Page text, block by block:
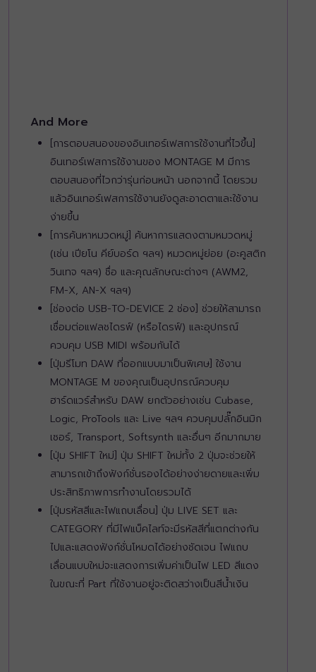
And More
[การตอบสนองของอินเทอร์เฟสการใช้งานที่ไวขึ้น]
อินเทอร์เฟสการใช้งานของ MONTAGE M มีการ
ตอบสนองที่ไวกว่ารุ่นก่อนหน้า นอกจากนี้ โดยรวม
แล้วอินเทอร์เฟสการใช้งานยังดูสะอาดตาและใช้งาน
ง่ายขึ้น
[การค้นหาหมวดหมู่] ค้นหาการแสดงตามหมวดหมู่
(เช่น เปียโน คีย์บอร์ด ฯลฯ) หมวดหมู่ย่อย (อะคูสติก
วินเทจ ฯลฯ) ชื่อ และคุณลักษณะต่างๆ (AWM2,
FM-X, AN-X ฯลฯ)
[ช่องต่อ USB-TO-DEVICE 2 ช่อง] ช่วยให้สามารถ
เชื่อมต่อแฟลชไดรฟ์ (หรือไดรฟ์) และอุปกรณ์
ควบคุม USB MIDI พร้อมกันได้
[ปุ่มรีโมท DAW ที่ออกแบบมาเป็นพิเศษ] ใช้งาน
MONTAGE M ของคุณเป็นอุปกรณ์ควบคุม
ฮาร์ดแวร์สำหรับ DAW ยกตัวอย่างเช่น Cubase,
Logic, ProTools และ Live ฯลฯ ควบคุมปลั๊กอินมิก
เซอร์, Transport, Softsynth และอื่นๆ อีกมากมาย
[ปุ่ม SHIFT ใหม่] ปุ่ม SHIFT ใหม่ทั้ง 2 ปุ่มจะช่วยให้
สามารถเข้าถึงฟังก์ชั่นรองได้อย่างง่ายดายและเพิ่ม
ประสิทธิภาพการทำงานโดยรวมได้
[ปุ่มรหัสสีและไฟแถบเลื่อน] ปุ่ม LIVE SET และ
CATEGORY ที่มีไฟแบ็คไลท์จะมีรหัสสีที่แตกต่างกัน
ไปและแสดงฟังก์ชั่นโหมดได้อย่างชัดเจน ไฟแถบ
เลื่อนแบบใหม่จะแสดงการเพิ่มค่าเป็นไฟ LED สีแดง
ในขณะที่ Part ที่ใช้งานอยู่จะติดสว่างเป็นสีน้ำเงิน